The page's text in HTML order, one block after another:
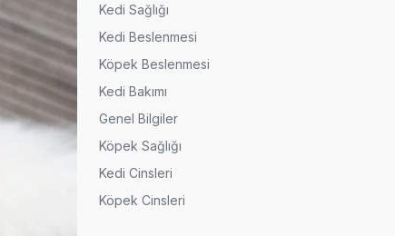
Kedi Sağlığı
Kedi Beslenmesi
Köpek Beslenmesi
Kedi Bakımı
Genel Bilgiler
Köpek Sağlığı
Kedi Cinsleri
Köpek Cinsleri